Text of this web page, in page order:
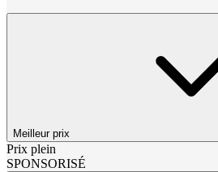
Meilleur prix
Prix plein
SPONSORISÉ